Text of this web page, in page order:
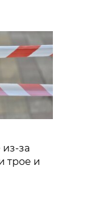
за
трое и